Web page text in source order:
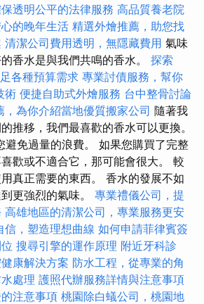
透明公平的法律服務 高品質養老院
的晚年生活 精選外燴推薦，助您找
清潔公司費用透明，無隱藏費用 氣味
香水是與我們共鳴的香水。 探索
各種預算需求 專業討債服務，幫你
術 便捷自助式外燴服務 台中整骨討論
，為你介紹當地優質搬家公司 隨著我
推移，我們最喜歡的香水可以更換。
避免過量的浪費。 如果您購買了完整
歡或不適合它，那可能會很大。 較
真正需要的東西。 香水的發展不如
更強烈的氣味。 專業禮儀公司，提
高雄地區的清潔公司，專業服務更安
信，塑造理想曲線 如何申請菲律賓簽
搜尋引擎的運作原理 附近牙科診
康解決方案 防水工程，從專業的角
處理 護照代辦服務詳情與注意事項
注意事項 桃園除白蟻公司，桃園地